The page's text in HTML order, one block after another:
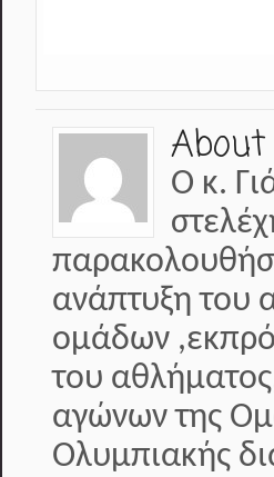
Ο κ.
ανάπτυξη του
ομάδων
του
αγώνων της
Ολυμπιακής